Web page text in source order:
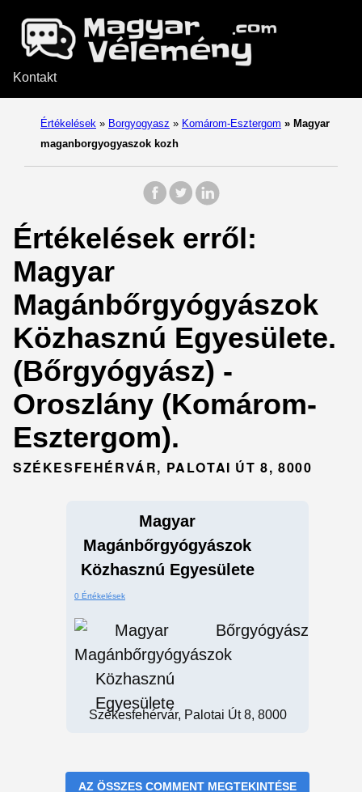
Kontakt
Értékelések » Borgyogyasz » Komárom-Esztergom » Magyar
maganborgyogyaszok kozh
Értékelések erről:
Magyar
Magánbőrgyógyászok
Közhasznú Egyesülete.
(Bőrgyógyász) -
Oroszlány (Komárom-
Esztergom).
SZÉKESFEHÉRVÁR, PALOTAI ÚT 8, 8000
Magyar
Magánbőrgyógyászok
Közhasznú Egyesülete
0 Értékelések
Bőrgyógyász
Székesfehérvár, Palotai Út 8, 8000
AZ ÖSSZES COMMENT MEGTEKINTÉSE